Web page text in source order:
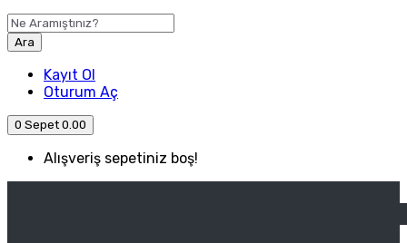
Ara
Kayıt Ol
Oturum Aç
0 Sepet 0.00
Alışveriş sepetiniz boş!